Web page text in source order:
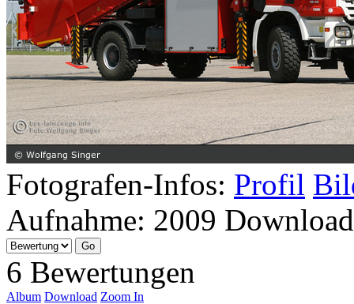
Fotografen-Infos: Profil
Aufnahme: 2009
6 Bewertungen
Album Download Zoom In